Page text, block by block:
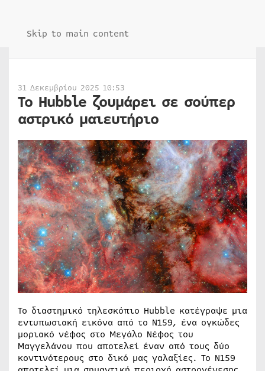
Skip to main content
31 Δεκεμβρίου 2025 10:53
Το Hubble ζουμάρει σε σούπερ
αστρικό μαιευτήριο
Το διαστημικό τηλεσκόπιο Hubble κατέγραψε μια
εντυπωσιακή εικόνα από το N159, ένα ογκώδες
μοριακό νέφος στο Μεγάλο Νέφος του
Μαγγελάνου που αποτελεί έναν από τους δύο
κοντινότερους στο δικό μας γαλαξίες. Το Ν159